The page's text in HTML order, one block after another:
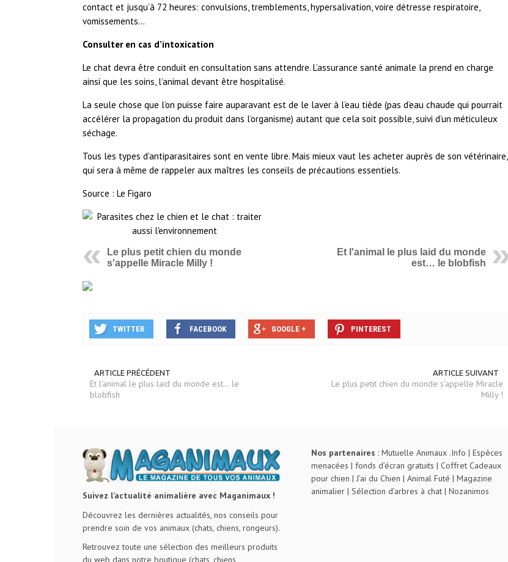
contact et jusqu’à 72 heures: convulsions, tremblements, hypersalivation, voire détresse respiratoire,
vomissements…
Consulter en cas d’intoxication
Le chat devra être conduit en consultation sans attendre. L’assurance santé animale la prend en charge
ainsi que les soins, l’animal devant être hospitalisé.
La seule chose que l’on puisse faire auparavant est de le laver à l’eau tiède (pas d’eau chaude qui pourrait
accélérer la propagation du produit dans l’organisme) autant que cela soit possible, suivi d’un méticuleux
séchage.
Tous les types d’antiparasitaires sont en vente libre. Mais mieux vaut les acheter auprès de son vétérinaire,
qui sera à même de rappeler aux maîtres les conseils de précautions essentiels.
Source : Le Figaro
Le plus petit chien du monde
s'appelle Miracle Milly !
Et l'animal le plus laid du monde
est… le blobfish
TWITTER FACEBOOK GOOGLE + PINTEREST
ARTICLE PRÉCÉDENT
Et l'animal le plus laid du monde est… le
blobfish
ARTICLE SUIVANT
Le plus petit chien du monde s'appelle Miracle
Milly !
Suivez l’actualité animalière avec Maganimaux !
Découvrez les dernières actualités, nos conseils pour
prendre soin de vos animaux (chats, chiens, rongeurs).
Retrouvez toute une sélection des meilleurs produits
du web dans notre boutique (chats, chiens,
Nos partenaires :Mutuelle Animaux .Info |Espèces
menacées |fonds d’écran gratuits |Coffret Cadeaux
pour chien |J’ai du Chien |Animal Futé |Magazine
animalier |Sélection d’arbres à chat |Nozanimos